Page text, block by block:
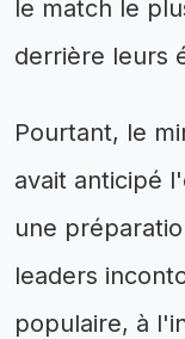
le match le
derrière leurs
Pourtant, le
avait anticipé
une
leaders
populaire, à